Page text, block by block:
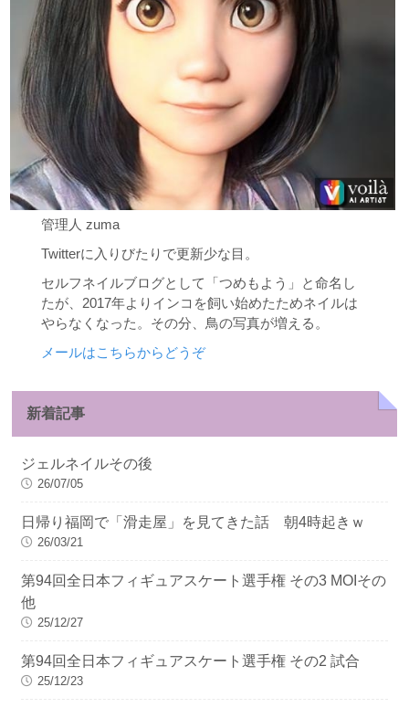
管理人 zuma
Twitterに入りびたりで更新少な目。
セルフネイルブログとして「つめもよう」と命名し
たが、2017年よりインコを飼い始めたためネイルは
やらなくなった。その分、鳥の写真が増える。
メールはこちらからどうぞ
新着記事
ジェルネイルその後
26/07/05
日帰り福岡で「滑走屋」を見てきた話 朝4時起きｗ
26/03/21
第94回全日本フィギュアスケート選手権 その3 MOIその
他
25/12/27
第94回全日本フィギュアスケート選手権 その2 試合
25/12/23